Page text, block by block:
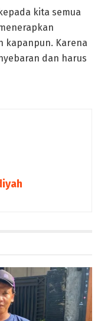
kita semua
kapanpun. Karena
dan harus